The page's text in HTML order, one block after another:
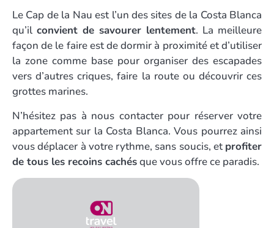
Le Cap de la Nau est l’un des sites de la Costa Blanca
qu’il convient de savourer lentement. La meilleure
façon de le faire est de dormir à proximité et d’utiliser
la zone comme base pour organiser des escapades
vers d’autres criques, faire la route ou découvrir ces
grottes marines.
N’hésitez pas à nous contacter pour réserver votre
appartement sur la Costa Blanca. Vous pourrez ainsi
vous déplacer à votre rythme, sans soucis, etprofiter
de tous les recoins cachésque vous offre ce paradis.